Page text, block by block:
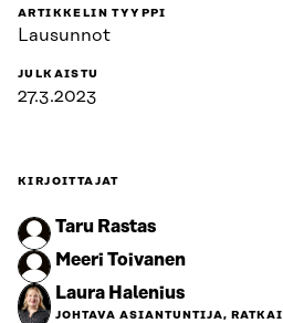
ARTIKKELIN TYYPPI
Lausunnot
JULKAISTU
27.3.2023
KIRJOITTAJAT
Taru Rastas
Meeri Toivanen
Laura Halenius
JOHTAVA ASIANTUNTIJA,